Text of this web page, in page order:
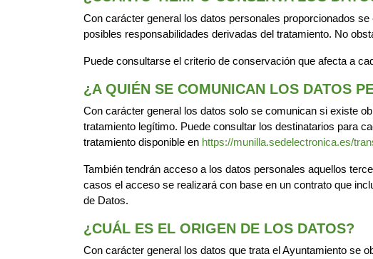
Con carácter general los datos personales proporcionados
posibles responsabilidades derivadas del tratamiento. No
Puede consultarse el criterio de conservación que afecta a
¿A QUIÉN SE COMUNICAN LOS DATOS
Con carácter general los datos solo se comunican si existe
tratamiento legítimo. Puede consultar los destinatarios para
tratamiento disponible en https://munilla.sedelectronica.es/
También tendrán acceso a los datos personales aquellos
casos el acceso se realizará con base en un contrato que
de Datos.
¿CUÁL ES EL ORIGEN DE LOS DATOS?
Con carácter general los datos que trata el Ayuntamiento se